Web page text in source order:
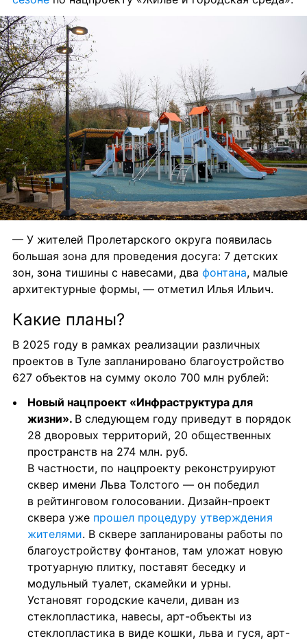
— У жителей Пролетарского округа появилась
большая зона для проведения досуга: 7 детских
зон, зона тишины с навесами, два фонтана, малые
архитектурные формы, — отметил Илья Ильич.
Какие планы?
В 2025 году в рамках реализации различных
проектов в Туле запланировано благоустройство
627 объектов на сумму около 700 млн рублей:
Новый нацпроект «Инфраструктура для
жизни». В следующем году приведут в порядок
28 дворовых территорий, 20 общественных
пространств на 274 млн. руб.
В частности, по нацпроекту реконструируют
сквер имени Льва Толстого — он победил
в рейтинговом голосовании. Дизайн-проект
сквера уже прошел процедуру утверждения
жителями. В сквере запланированы работы по
благоустройству фонтанов, там уложат новую
тротуарную плитку, поставят беседку и
модульный туалет, скамейки и урны.
Установят городские качели, диван из
стеклопластика, навесы, арт-объекты из
стеклопластика в виде кошки, льва и гуся, арт-